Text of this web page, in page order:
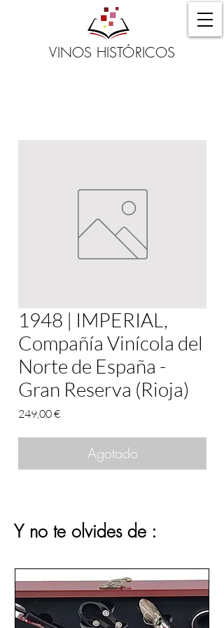
VINOS HISTÓRICOS
1948 | IMPERIAL,
Compañía Vinícola del
Norte de España -
Gran Reserva (Rioja)
249,00 €Precio
Agotado
Y no te olvides de :